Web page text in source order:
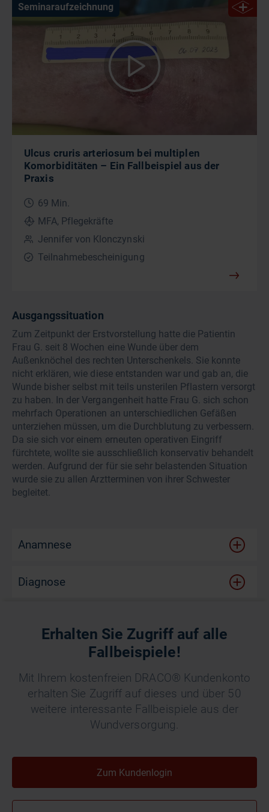
Ausgangssituation
Zum Zeitpunkt der Erstvorstellung hatte die Patientin
Frau G. seit 8 Wochen eine Wunde über dem
Außenknöchel des rechten Unterschenkels. Sie konnte
nicht erklären, wie diese entstanden war und gab an, die
Wunde bisher selbst mit teils unsterilen Pflastern versorgt
zu haben. In der Vergangenheit hatte Frau G. sich schon
mehrfach Operationen an unterschiedlichen Gefäßen
unterziehen müssen, um die Durchblutung zu verbessern.
Da sie sich vor einem erneuten operativen Eingriff
fürchtete, wollte sie ausschließlich konservativ behandelt
werden. Aufgrund der für sie sehr belastenden Situation
wurde sie zu allen Arztterminen von ihrer Schwester
begleitet.
Anamnese
Diagnose
Ulcus cruris arteriosum bei multiplen
Komorbiditäten – Ein Fallbeispiel aus der
Praxis
69 Min.
MFA, Pflegekräfte
Jennifer von Klonczynski
Teilnahmebescheinigung
Seminaraufzeichnung
Erhalten Sie Zugriff auf alle
Fallbeispiele!
Mit Ihrem kostenfreien DRACO® Kundenkonto
erhalten Sie Zugriff auf dieses und über 50
weitere interessante Fallbeispiele aus der
Wundversorgung.
Zum Kundenlogin